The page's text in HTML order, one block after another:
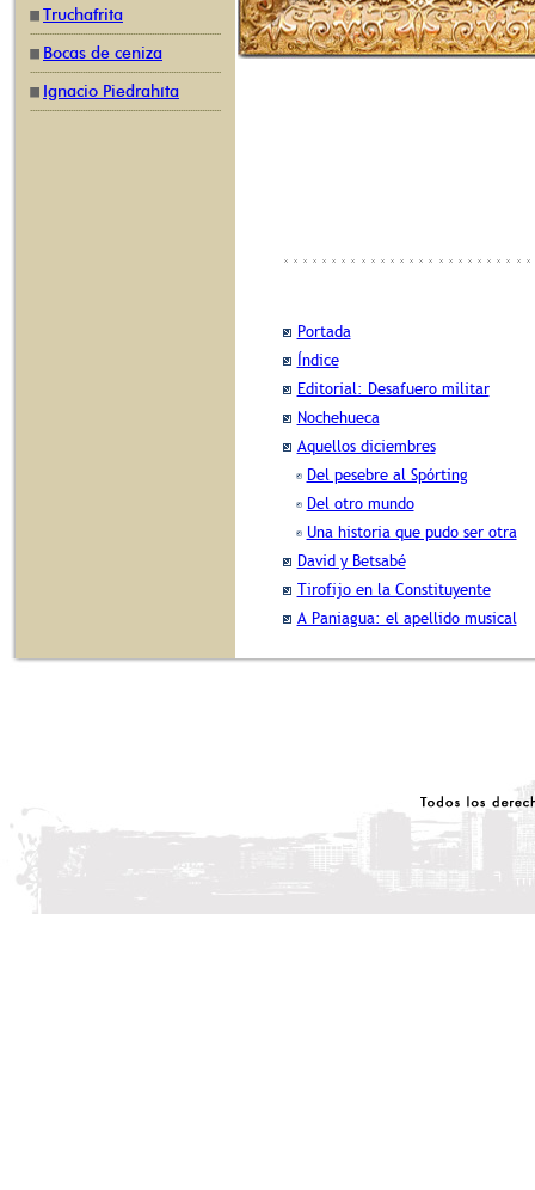
Truchafrita
Bocas de ceniza
Ignacio Piedrahíta
Portada
Índice
Editorial: Desafuero militar
Nochehueca
Aquellos diciembres
Del pesebre al Spórting
Del otro mundo
Una historia que pudo ser otra
David y Betsabé
Tirofijo en la Constituyente
A Paniagua: el apellido musical